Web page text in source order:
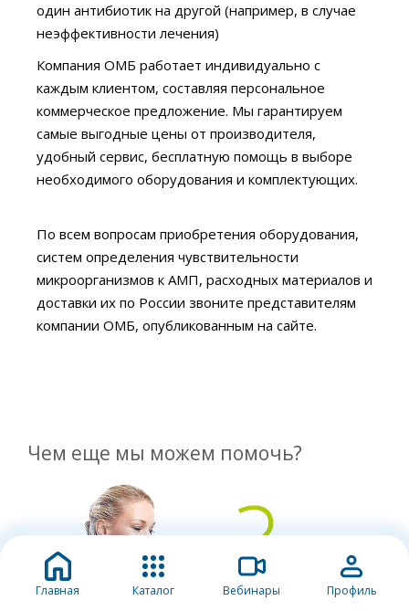
один антибиотик на другой (например, в случае
неэффективности лечения)
Компания ОМБ работает индивидуально с
каждым клиентом, составляя персональное
коммерческое предложение. Мы гарантируем
самые выгодные цены от производителя,
удобный сервис, бесплатную помощь в выборе
необходимого оборудования и комплектующих.
По всем вопросам приобретения оборудования,
систем определения чувствительности
микроорганизмов к АМП, расходных материалов и
доставки их по России звоните представителям
компании ОМБ, опубликованным на сайте.
Чем еще мы можем помочь?
Главная Каталог Вебинары Профиль